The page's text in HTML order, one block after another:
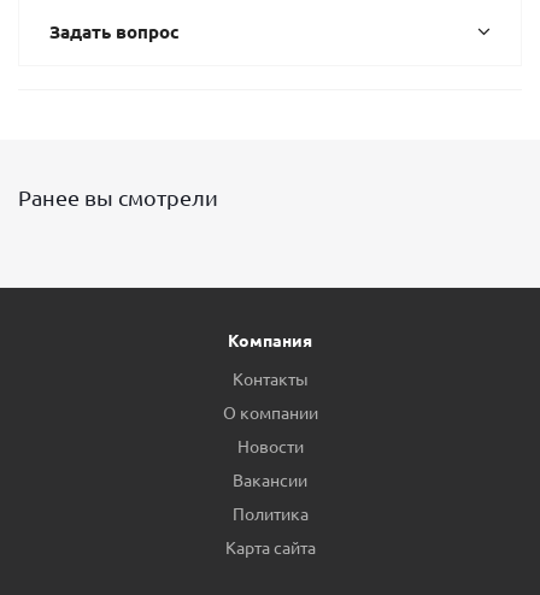
Задать вопрос
Ранее вы смотрели
Компания
Контакты
О компании
Новости
Вакансии
Политика
Карта сайта